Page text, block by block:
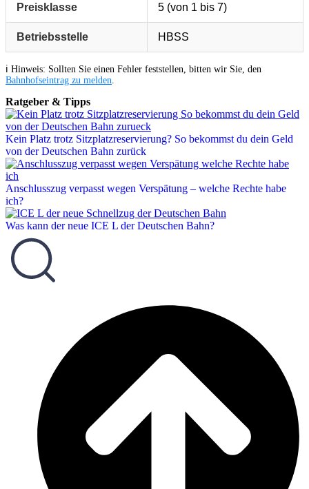
Preisklasse 5 (von 1 bis 7)
Betriebsstelle HBSS
ℹ️ Hinweis: Sollten Sie einen Fehler feststellen, bitten wir Sie, den
Bahnhofseintrag zu melden
Ratgeber & Tipps
Kein Platz trotz Sitzplatzreservierung? So bekommst du dein Geld
von der Deutschen Bahn zurück
Anschlusszug verpasst wegen Verspätung – welche Rechte habe
ich?
Was kann der neue ICE L der Deutschen Bahn?